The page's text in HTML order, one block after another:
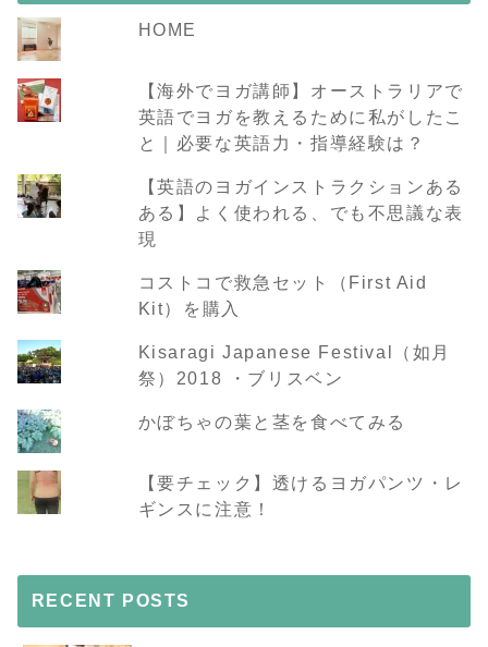
HOME
【海外でヨガ講師】オーストラリアで
英語でヨガを教えるために私がしたこ
と｜必要な英語力・指導経験は？
【英語のヨガインストラクションある
ある】よく使われる、でも不思議な表
現
コストコで救急セット（First Aid
Kit）を購入
Kisaragi Japanese Festival（如月
祭）2018 ・ブリスベン
かぼちゃの葉と茎を食べてみる
【要チェック】透けるヨガパンツ・レ
ギンスに注意！
RECENT POSTS